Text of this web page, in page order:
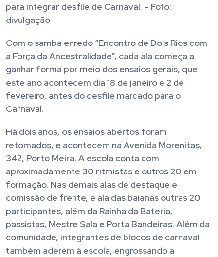
para integrar desfile de Carnaval. – Foto:
divulgação
Com o samba enredo “Encontro de Dois Rios com
a Força da Ancestralidade”, cada ala começa a
ganhar forma por meio dos ensaios gerais, que
este ano acontecem dia 18 de janeiro e 2 de
fevereiro, antes do desfile marcado para o
Carnaval.
Há dois anos, os ensaios abertos foram
retomados, e acontecem na Avenida Morenitas,
342, Porto Meira. A escola conta com
aproximadamente 30 ritmistas e outros 20 em
formação. Nas demais alas de destaque e
comissão de frente, e ala das baianas outras 20
participantes, além da Rainha da Bateria,
passistas, Mestre Sala e Porta Bandeiras. Além da
comunidade, integrantes de blocos de carnaval
também aderem à escola, engrossando a